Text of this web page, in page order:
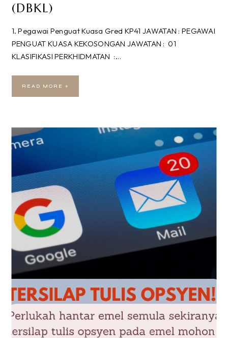
(DBKL)
1. Pegawai Penguat Kuasa Gred KP41 JAWATAN : PEGAWAI
PENGUAT KUASA KEKOSONGAN JAWATAN : 01
KLASIFIKASI PERKHIDMATAN :…
READ MORE »